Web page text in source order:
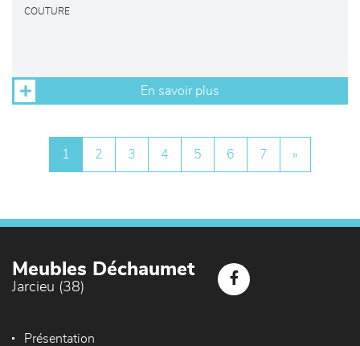
COUTURE
En savoir plus
1 2 3 4 5 6 7 »
Meubles Déchaumet
Jarcieu (38)
Présentation